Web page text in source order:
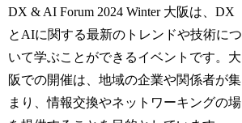
DX & AI Forum 2024 Winter 大阪は、DX
とAIに関する最新のトレンドや技術につ
いて学ぶことができるイベントです。大
阪での開催は、地域の企業や関係者が集
まり、情報交換やネットワーキングの場